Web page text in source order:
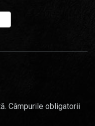
Câmpurile obligatorii